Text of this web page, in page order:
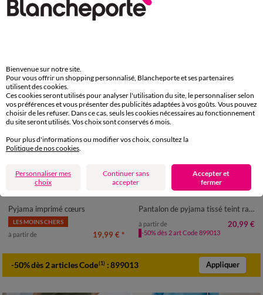
34/36 38/40
Pyjama imprimé cœurs
LES MOINS CHERS
à partir de 19,99 € *
38 40 42 44 46 48
Pantalon de pyjama tissé teint rayures
à partir de 20,99 €
-50% dès 2 art Code 899013
-50% dès 2 articles Code(1) :899013 Appliquer
Bienvenue sur notre site.
Pour vous offrir un shopping personnalisé, Blancheporte et ses partenaires
utilisent des cookies.
Ces cookies seront utilisés pour analyser l'utilisation du site, le personnaliser selon
vos préférences et vous présenter des publicités adaptées à vos goûts. Vous pouvez
choisir de les refuser. Dans ce cas, seuls les cookies nécessaires au fonctionnement
du site seront utilisés. Vos choix sont conservés 6 mois.
Pour plus d'informations ou modifier vos choix, consultez la
Politique de nos cookies.
Personnaliser mes
choix
Continuer sans
accepter
Accepter et
fermer